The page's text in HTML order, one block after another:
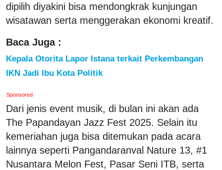
dipilih diyakini bisa mendongkrak kunjungan
wisatawan serta menggerakan ekonomi kreatif.
Baca Juga :
Kepala Otorita Lapor Istana terkait Perkembangan
IKN Jadi Ibu Kota Politik
Sponsored
Dari jenis event musik, di bulan ini akan ada
The Papandayan Jazz Fest 2025. Selain itu
kemeriahan juga bisa ditemukan pada acara
lainnya seperti Pangandaranval Nature 13, #1
Nusantara Melon Fest, Pasar Seni ITB, serta